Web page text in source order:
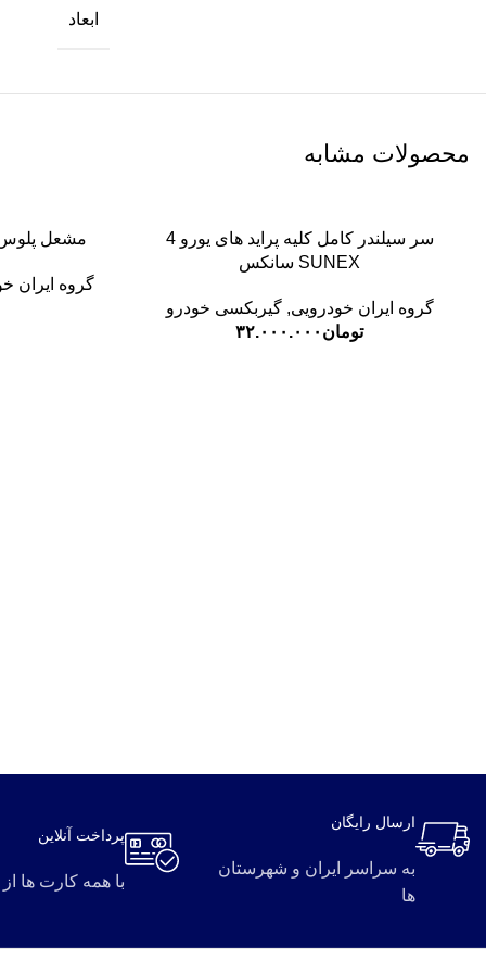
ابعاد
محصولات مشابه
سر سیلندر کامل کلیه پراید های یورو 4
SUNEX سانکس
گروه ایران خودرویی,گیربکسی خودرو
تومان ۳۲.۰۰۰.۰۰۰
مشعل پلوس کوتاه 24 خار
گروه ایران
ارسال رایگان
به سراسر ایران و شهرستان
ها
پرداخت آنلاین
با همه کارت ها